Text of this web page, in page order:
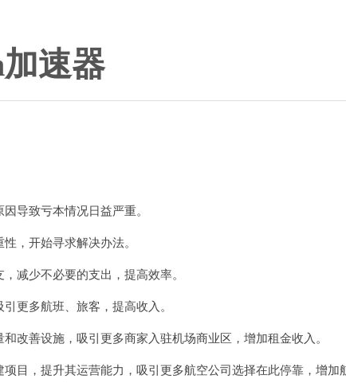
速器
致亏本情况日益严重。
，开始寻求解决办法。
少不必要的支出，提高效率。
多航班、旅客，提高收入。
善设施，吸引更多商家入驻机场商业区，增加租金收入。
，提升其运营能力，吸引更多航空公司选择在此停靠，增加